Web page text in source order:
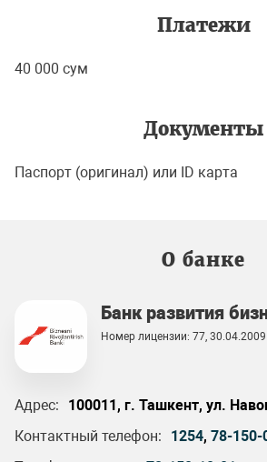
Платежи
40 000 сум
Документы
Паспорт (оригинал) или ID карта
О банке
Банк развития
Номер лицензии: 77, 30.04.2009
Адрес:
100011, г. Ташкент, ул.
Контактный телефон:
1254, 78-150-